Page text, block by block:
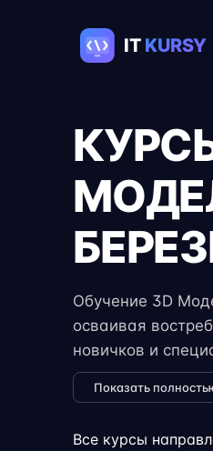
Обучение 3D
осваивая
новичков и
задания,
формат занятий
Показать
Все курсы